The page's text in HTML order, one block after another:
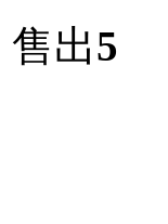
售出5